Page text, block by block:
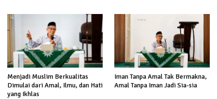
Menjadi Muslim Berkualitas
Dimulai dari Amal, Ilmu, dan Hati
yang Ikhlas
Iman Tanpa Amal Tak Bermakna,
Amal Tanpa Iman Jadi Sia-sia